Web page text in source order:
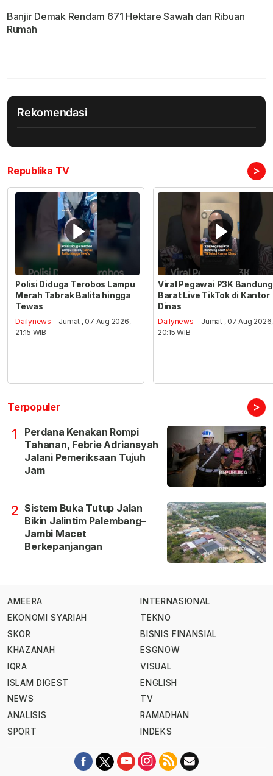
Banjir Demak Rendam 671 Hektare Sawah dan Ribuan
Rumah
Rekomendasi
Republika TV >
Polisi Diduga Terobos Lampu
Merah Tabrak Balita hingga
Tewas
Dailynews - Jumat , 07 Aug 2026,
21:15 WIB
Viral Pegawai P3K Bandung
Barat Live TikTok di Kantor
Dinas
Dailynews - Jumat , 07 Aug 2026,
20:15 WIB
Terpopuler >
1
Perdana Kenakan Rompi
Tahanan, Febrie Adriansyah
Jalani Pemeriksaan Tujuh
Jam
2 Sistem Buka Tutup Jalan
Bikin Jalintim Palembang–
Jambi Macet
Berkepanjangan
AMEERA
EKONOMI SYARIAH
SKOR
KHAZANAH
IQRA
ISLAM DIGEST
NEWS
ANALISIS
SPORT
INTERNASIONAL
TEKNO
BISNIS FINANSIAL
ESGNOW
VISUAL
ENGLISH
TV
RAMADHAN
INDEKS